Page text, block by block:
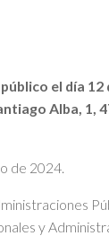
el día 12
Alba, 1,
de 2024.
y